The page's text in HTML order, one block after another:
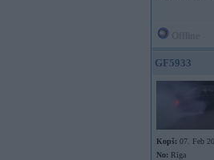
GF5933
Kopš: 07. Feb
No: Rīga